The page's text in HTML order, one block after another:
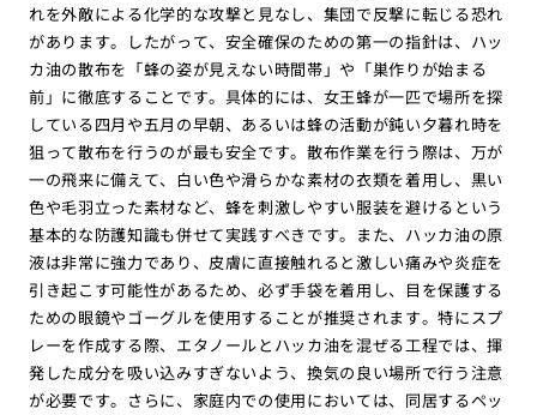
れを外敵による化学的な攻撃と見なし、集団で反撃に転じる恐れ
があります。したがって、安全確保のための第一の指針は、ハッ
カ油の散布を「蜂の姿が見えない時間帯」や「巣作りが始まる
前」に徹底することです。具体的には、女王蜂が一匹で場所を探
している四月や五月の早朝、あるいは蜂の活動が鈍い夕暮れ時を
狙って散布を行うのが最も安全です。散布作業を行う際は、万が
一の飛来に備えて、白い色や滑らかな素材の衣類を着用し、黒い
色や毛羽立った素材など、蜂を刺激しやすい服装を避けるという
基本的な防護知識も併せて実践すべきです。また、ハッカ油の原
液は非常に強力であり、皮膚に直接触れると激しい痛みや炎症を
引き起こす可能性があるため、必ず手袋を着用し、目を保護する
ための眼鏡やゴーグルを使用することが推奨されます。特にスプ
レーを作成する際、エタノールとハッカ油を混ぜる工程では、揮
発した成分を吸い込みすぎないよう、換気の良い場所で行う注意
が必要です。さらに、家庭内での使用においては、同居するペッ